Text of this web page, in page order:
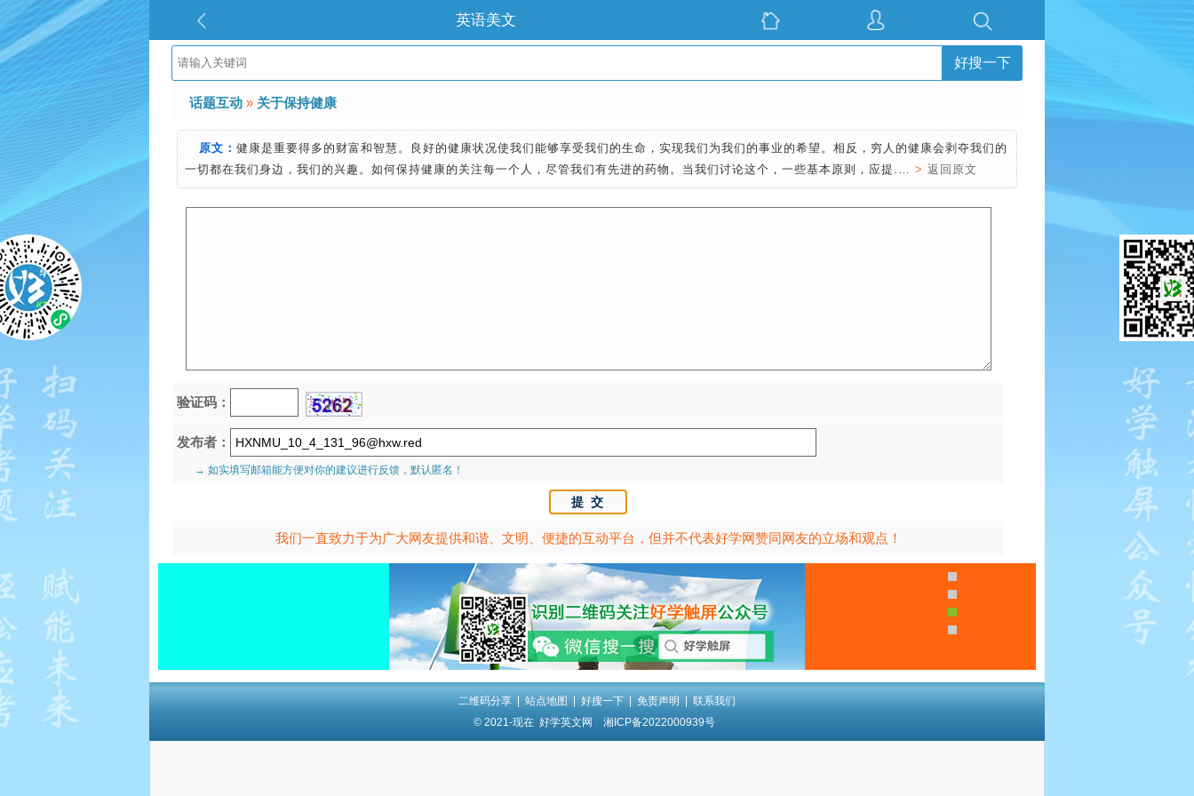
英语美文
好搜一下
话题互动 » 关于保持健康
原文：健康是重要得多的财富和智慧。良好的健康状况使我们能够享受我们的生命，实现我们为我们的事业的希望。相反，穷人的健康会剥夺我们的
一切都在我们身边，我们的兴趣。如何保持健康的关注每一个人，尽管我们有先进的药物。当我们讨论这个，一些基本原则，应提.… >返回原文
验证码：
发布者：
→ 如实填写邮箱能方便对你的建议进行反馈，默认匿名！
我们一直致力于为广大网友提供和谐、文明、便捷的互动平台，但并不代表好学网赞同网友的立场和观点！
二维码分享 站点地图 好搜一下 免责声明
联系我们
© 2021-现在 好学英文网 湘ICP备2022000939号